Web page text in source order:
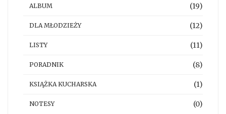
ALBUM (19)
DLA MŁODZIEŻY (12)
LISTY (11)
PORADNIK (8)
KSIĄŻKA KUCHARSKA (1)
NOTESY (0)